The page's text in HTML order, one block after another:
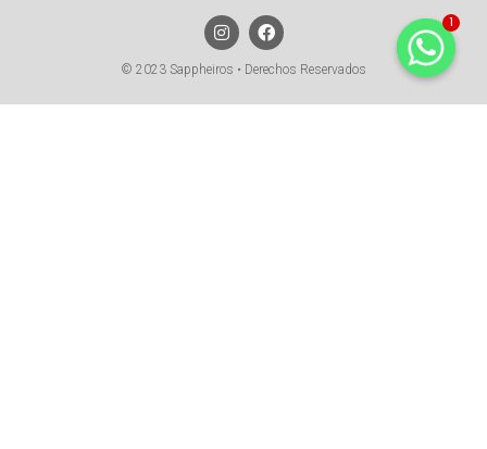
© 2023 Sappheiros • Derechos Reservados
1